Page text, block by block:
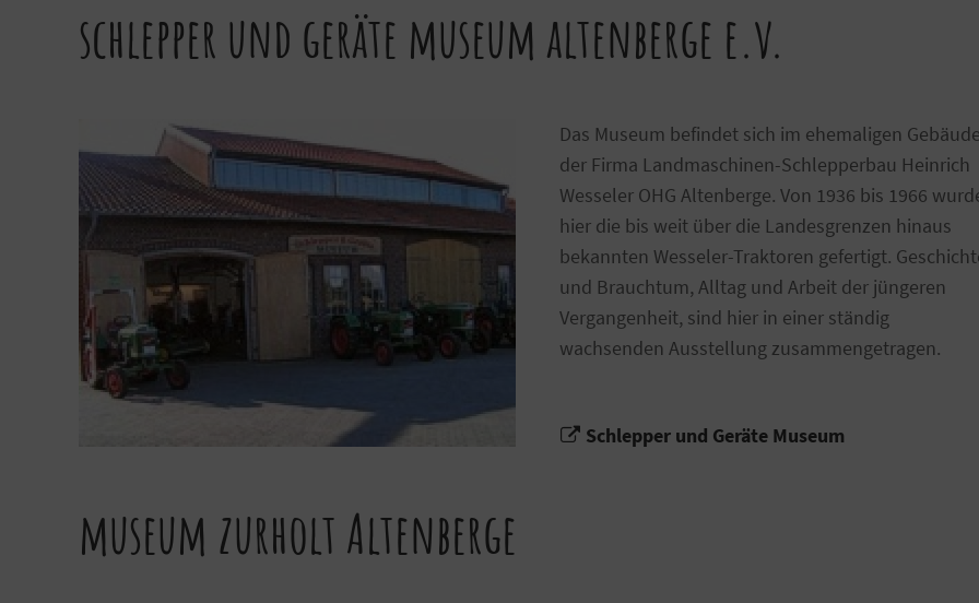
schlepper und geräte museum altenberge e.v.
Das Museum befindet sich im ehemaligen
der Firma Landmaschinen-Schlepperbau Heinrich
Wesseler OHG Altenberge. Von 1936 bis 1966
hier die bis weit über die Landesgrenzen hinaus
bekannten Wesseler-Traktoren gefertigt.
und Brauchtum, Alltag und Arbeit der jüngeren
Vergangenheit, sind hier in einer ständig
wachsenden Ausstellung zusammengetragen.
Schlepper und Geräte Museum
museum zurholt Altenberge